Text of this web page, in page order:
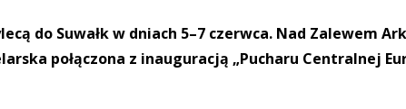
do Suwałk w dniach 5–7 czerwca. Nad Zalewem
połączona z inauguracją „Pucharu Centralnej